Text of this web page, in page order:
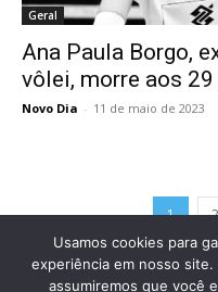
Geral
Ana Paula Borgo,
vôlei, morre aos 29
Novo Dia - 11 de maio de 2023
1 2
Usamos cookies para
experiência em nosso
assumiremos que você